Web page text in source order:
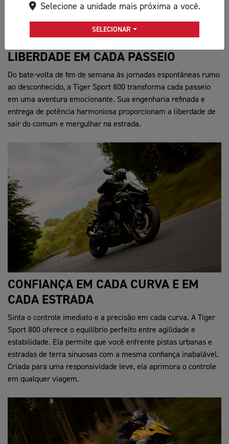
LIBERDADE EM CADA PASSEIO
Do bate-volta de fim de semana às jornadas espontâneas rumo
ao desconhecido, a Tiger Sport 800 transforma cada passeio
em uma aventura emocionante. Sua engenharia refinada e
entrega de potência harmoniosa proporcionam a liberdade de
sair do comum e mergulhar na estrada.
CONFIANÇA EM CADA CURVA E EM
CADA ESTRADA
Sinta o controle imediato e a precisão em cada curva. A Tiger
Sport 800 oferece o equilíbrio perfeito entre agilidade e
estabilidade. Ela permite que você enfrente pistas urbanas e
estradas de terra sinuosas com a mesma confiança inabalável.
Criada para uma responsividade leve, ela aprimora o controle
em qualquer viagem.
Selecione a unidade mais próxima a você.
SELECIONAR